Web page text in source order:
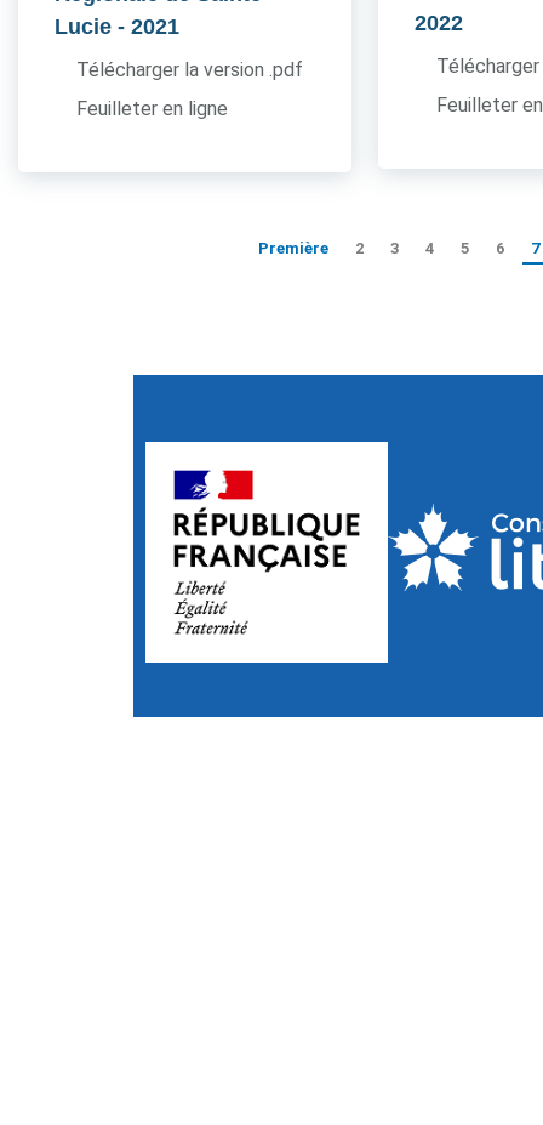
Lucie - 2021
Télécharger la version .pdf
Feuilleter en ligne
2022
Feuilleter
Première 2 3 4 5 6 7